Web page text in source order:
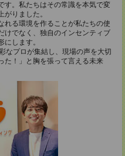
す。私たちはその常識を本気で変
りました。
れる環境を作ることが私たちの使
けでなく、独自のインセンティブ
します。
なプロが集結し、現場の声を大切
た！」と胸を張って言える未来